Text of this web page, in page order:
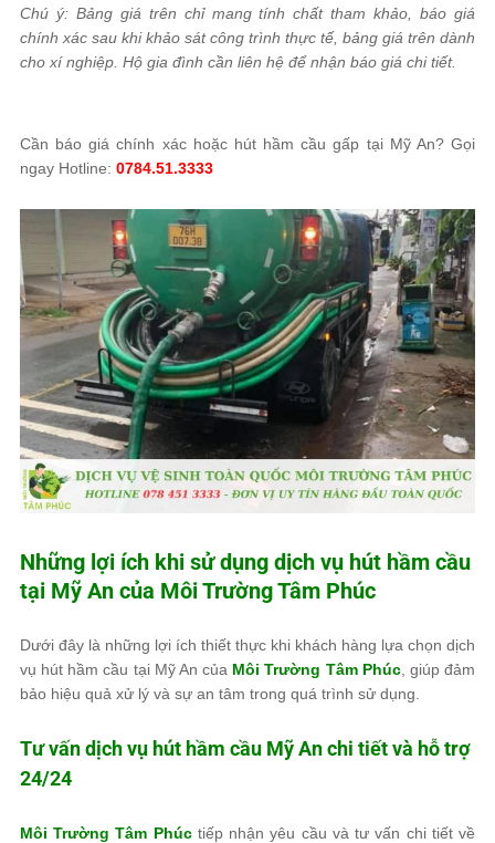
Chú ý: Bảng giá trên chỉ mang tính chất tham khảo, báo giá
chính xác sau khi khảo sát công trình thực tế, bảng giá trên dành
cho xí nghiệp. Hộ gia đình cần liên hệ để nhận báo giá chi tiết.
Cần báo giá chính xác hoặc hút hầm cầu gấp tại Mỹ An? Gọi
ngay Hotline: 0784.51.3333
Những lợi ích khi sử dụng dịch vụ hút hầm cầu
tại Mỹ An của Môi Trường Tâm Phúc
Dưới đây là những lợi ích thiết thực khi khách hàng lựa chọn dịch
vụ hút hầm cầu tại Mỹ An của Môi Trường Tâm Phúc, giúp đảm
bảo hiệu quả xử lý và sự an tâm trong quá trình sử dụng.
Tư vấn dịch vụ hút hầm cầu Mỹ An chi tiết và hỗ trợ
24/24
Môi Trường Tâm Phúctiếp nhận yêu cầu và tư vấn chi tiết về